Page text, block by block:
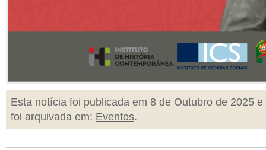
Esta notícia foi publicada em 8 de Outubro de 2025 e
foi arquivada em: Eventos.